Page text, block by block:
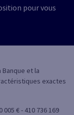
pour vous
et la
exactes
€ - 410 736 169